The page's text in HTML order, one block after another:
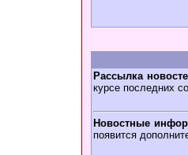
Рассылка
курсе последних
Новостные
появится